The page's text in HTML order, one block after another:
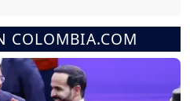
COLOMBIA.COM